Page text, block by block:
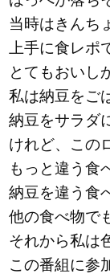
当時はきんち
上手に食レポ
とてもおいし
私は納豆をご
納豆をサラダ
けれど、この
もっと違う食
納豆を違う食
他の食べ物で
それから私は
この番組に参